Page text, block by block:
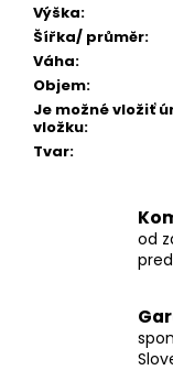
Výška:
Šířka/ průměr:
Váha:
Objem:
Je možné vložiť
vložku:
Tvar:
od
STROM
ŽIVOTA
MEDAILÓNIK
POPOLOM
€199